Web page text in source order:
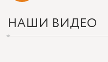
НАШИ ВИДЕО